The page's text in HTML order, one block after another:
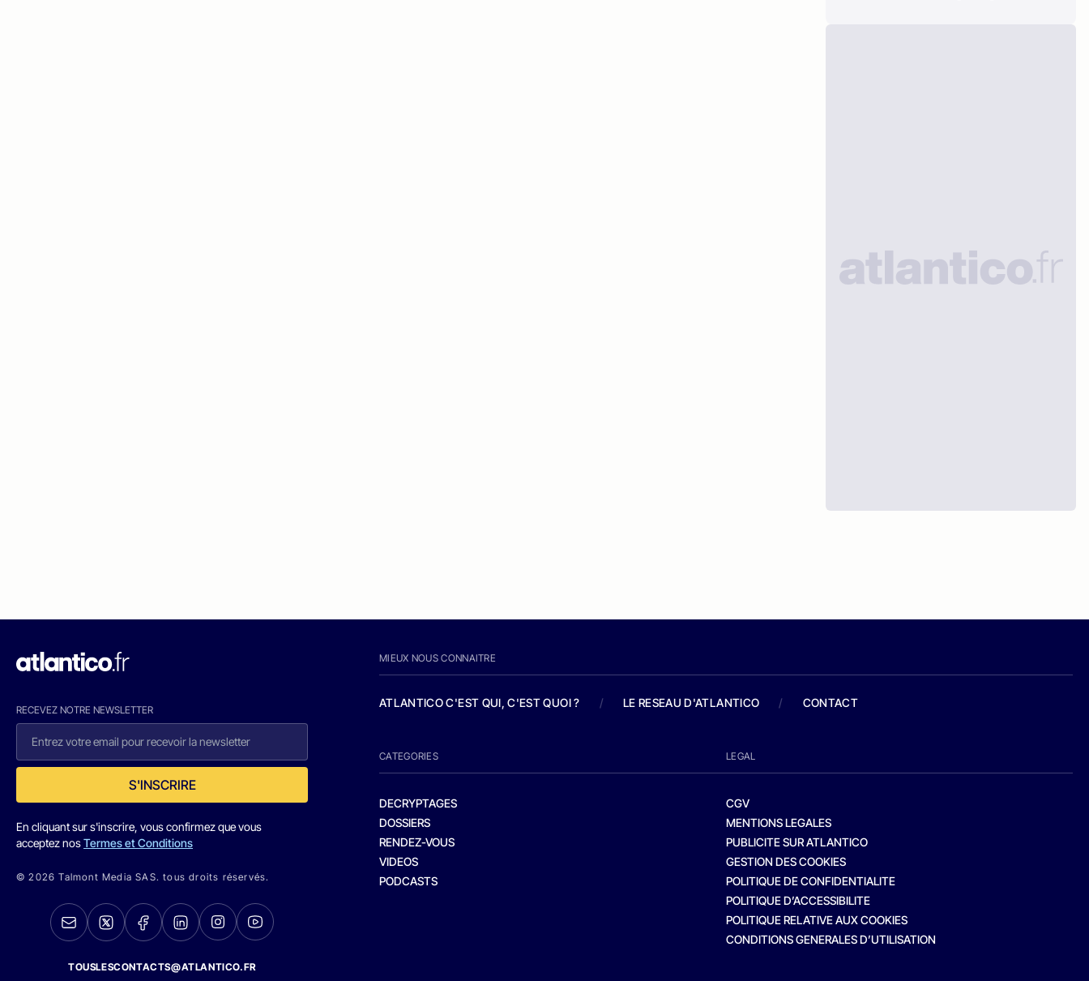
RECEVEZ NOTRE NEWSLETTER
S'INSCRIRE
En cliquant sur s'inscrire, vous confirmez que vous
acceptez nosTermes et Conditions
© 2026 Talmont Media SAS. tous droits réservés.
TOUSLESCONTACTS@ATLANTICO.FR
MIEUX NOUS CONNAITRE
ATLANTICO C'EST QUI, C'EST QUOI ? / LE RESEAU D'ATLANTICO / CONTACT
CATEGORIES
DECRYPTAGES
DOSSIERS
RENDEZ-VOUS
VIDEOS
PODCASTS
LEGAL
CGV
MENTIONS LEGALES
PUBLICITE SUR ATLANTICO
GESTION DES COOKIES
POLITIQUE DE CONFIDENTIALITE
POLITIQUE D’ACCESSIBILITE
POLITIQUE RELATIVE AUX COOKIES
CONDITIONS GENERALES D’UTILISATION